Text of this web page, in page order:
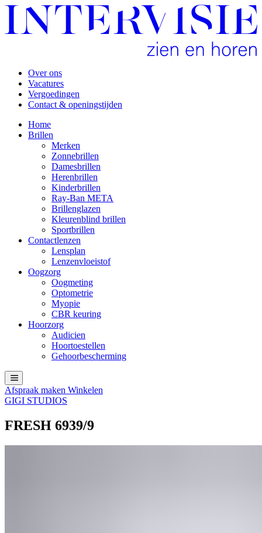
Over ons
Vacatures
Vergoedingen
Contact & openingstijden
Home
Brillen
Merken
Zonnebrillen
Damesbrillen
Herenbrillen
Kinderbrillen
Ray-Ban META
Brillenglazen
Kleurenblind brillen
Sportbrillen
Contactlenzen
Lensplan
Lenzenvloeistof
Oogzorg
Oogmeting
Optometrie
Myopie
CBR keuring
Hoorzorg
Audicien
Hoortoestellen
Gehoorbescherming
Afspraak maken Winkelen
GIGI STUDIOS
FRESH 6939/9